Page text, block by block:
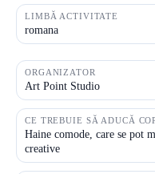
LIMBĂ ACTIVITATE
romana
ORGANIZATOR
Art Point Studio
CE TREBUIE SĂ ADUCĂ
Haine comode, care se pot
creative